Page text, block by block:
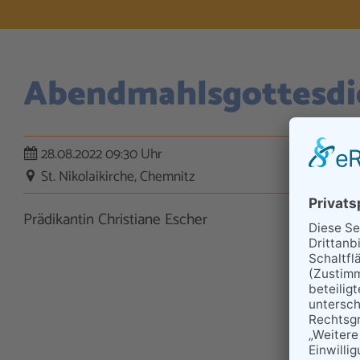
28.08.2022 09:30 Uhr
St. Nikolaikirche, Chemnitz
Prädikantin Christiane Escher